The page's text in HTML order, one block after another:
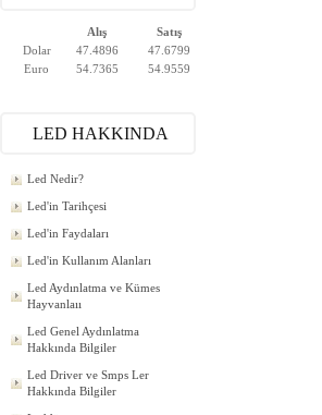
Alış
Satış
Dolar
47.4896
47.6799
Euro
54.7365 54.9559
LED HAKKINDA
Led Nedir?
Led'in Tarihçesi
Led'in Faydaları
Led'in Kullanım Alanları
Led Aydınlatma ve Kümes
Hayvanlaıı
Led Genel Aydınlatma
Hakkında Bilgiler
Led Driver ve Smps Ler
Hakkında Bilgiler